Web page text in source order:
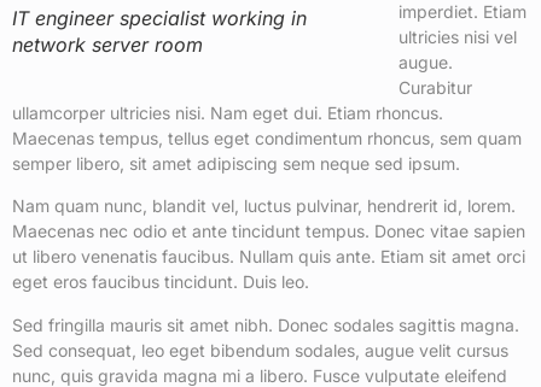
IT engineer specialist working in
network server room
imperdiet. Etiam
ultricies nisi vel
augue.
Curabitur
ullamcorper ultricies nisi. Nam eget dui. Etiam rhoncus.
Maecenas tempus, tellus eget condimentum rhoncus, sem quam
semper libero, sit amet adipiscing sem neque sed ipsum.
Nam quam nunc, blandit vel, luctus pulvinar, hendrerit id, lorem.
Maecenas nec odio et ante tincidunt tempus. Donec vitae sapien
ut libero venenatis faucibus. Nullam quis ante. Etiam sit amet orci
eget eros faucibus tincidunt. Duis leo.
Sed fringilla mauris sit amet nibh. Donec sodales sagittis magna.
Sed consequat, leo eget bibendum sodales, augue velit cursus
nunc, quis gravida magna mi a libero. Fusce vulputate eleifend